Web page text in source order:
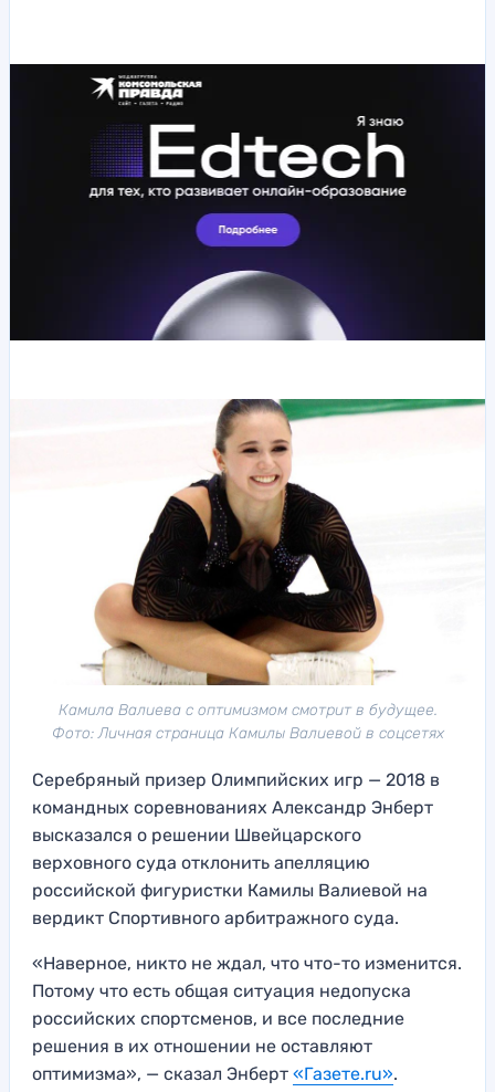
Камила Валиева с оптимизмом смотрит в будущее.
Фото: Личная страница Камилы Валиевой в соцсетях
Серебряный призер Олимпийских игр — 2018 в
командных соревнованиях Александр Энберт
высказался о решении Швейцарского
верховного суда отклонить апелляцию
российской фигуристки Камилы Валиевой на
вердикт Спортивного арбитражного суда.
«Наверное, никто не ждал, что что-то изменится.
Потому что есть общая ситуация недопуска
российских спортсменов, и все последние
решения в их отношении не оставляют
оптимизма», — сказал Энберт «Газете.ru».